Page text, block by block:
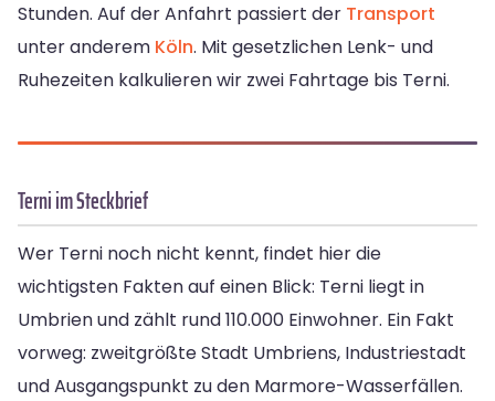
Stunden. Auf der Anfahrt passiert der Transport
unter anderem Köln. Mit gesetzlichen Lenk- und
Ruhezeiten kalkulieren wir zwei Fahrtage bis Terni.
Terni im Steckbrief
Wer Terni noch nicht kennt, findet hier die
wichtigsten Fakten auf einen Blick: Terni liegt in
Umbrien und zählt rund 110.000 Einwohner. Ein Fakt
vorweg: zweitgrößte Stadt Umbriens, Industriestadt
und Ausgangspunkt zu den Marmore-Wasserfällen.